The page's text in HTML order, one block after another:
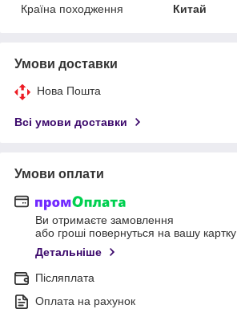
Країна походження Китай
Умови доставки
Нова Пошта
Всі умови доставки
Умови оплати
Ви отримаєте замовлення
або гроші повернуться на вашу картку
Детальніше
Післяплата
Оплата на рахунок